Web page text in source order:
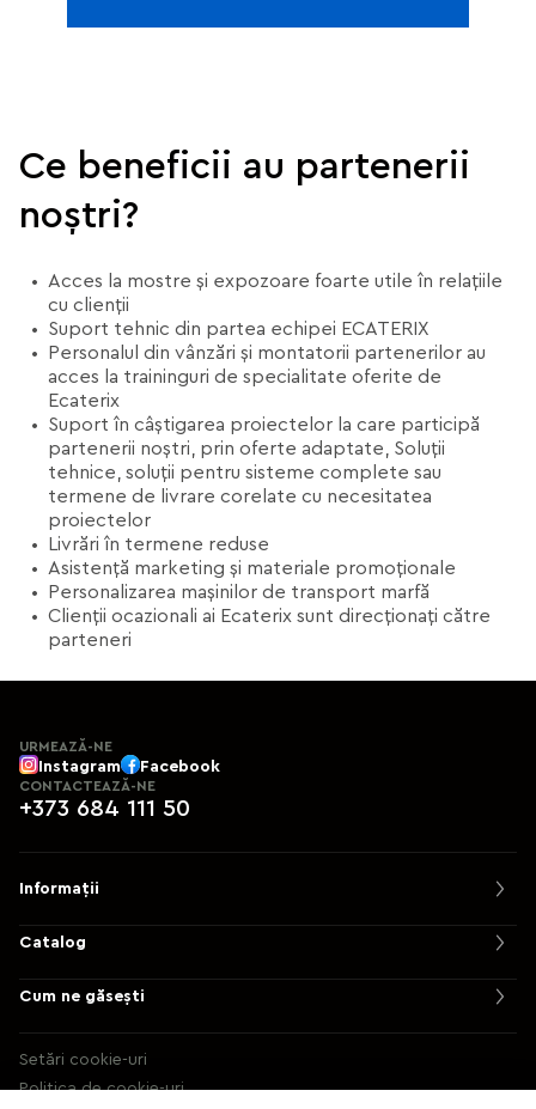
Ce beneficii au partenerii
noștri?
Acces la mostre și expozoare foarte utile în relațiile
cu clienții
Suport tehnic din partea echipei ECATERIX
Personalul din vânzări și montatorii partenerilor au
acces la traininguri de specialitate oferite de
Ecaterix
Suport în câștigarea proiectelor la care participă
partenerii noștri, prin oferte adaptate, Soluții
tehnice, soluții pentru sisteme complete sau
termene de livrare corelate cu necesitatea
proiectelor
Livrări în termene reduse
Asistență marketing și materiale promoționale
Personalizarea mașinilor de transport marfă
Clienții ocazionali ai Ecaterix sunt direcționați către
parteneri
URMEAZĂ-NE
Instagram Facebook
CONTACTEAZĂ-NE
+373 684 111 50
Informații
Catalog
Cum ne găsești
Setări cookie-uri
Politica de cookie-uri